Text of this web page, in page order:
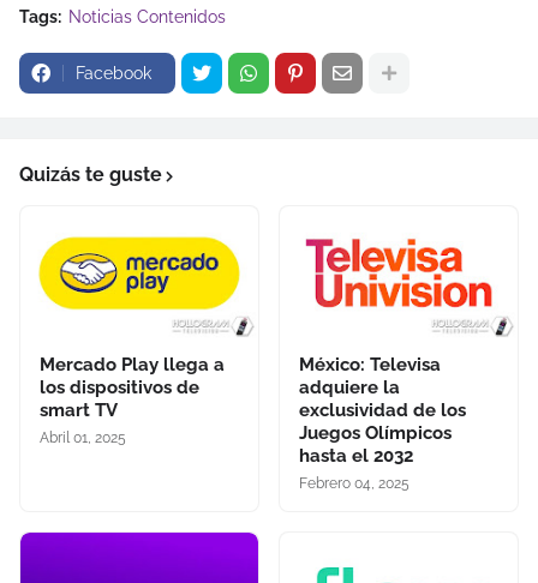
Tags: Noticias Contenidos
Facebook
Quizás te guste
Mercado Play llega a
los dispositivos de
smart TV
Abril 01, 2025
México: Televisa
adquiere la
exclusividad de los
Juegos Olímpicos
hasta el 2032
Febrero 04, 2025